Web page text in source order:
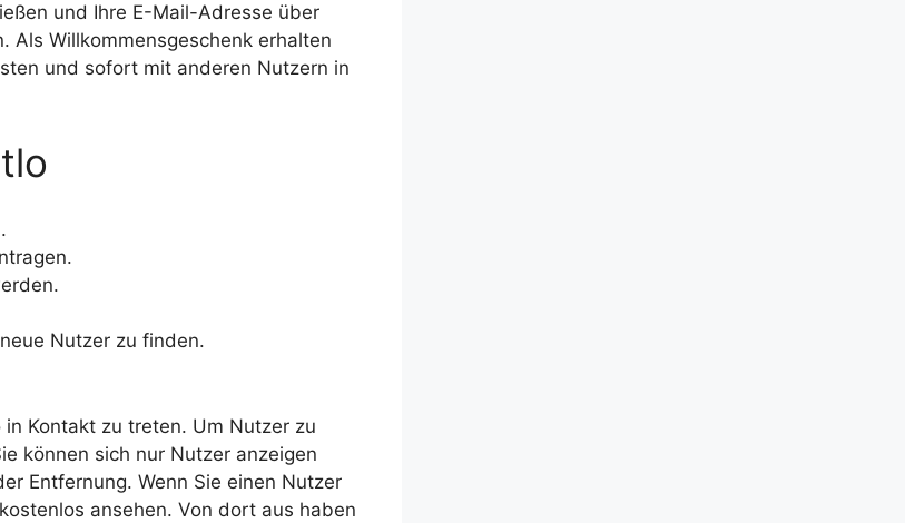
und Ihre E-Mail-Adresse über
Als Willkommensgeschenk erhalten
und sofort mit anderen Nutzern in
Nutzer zu finden.
Kontakt zu treten. Um Nutzer zu
können sich nur Nutzer anzeigen
Entfernung. Wenn Sie einen Nutzer
ansehen. Von dort aus haben